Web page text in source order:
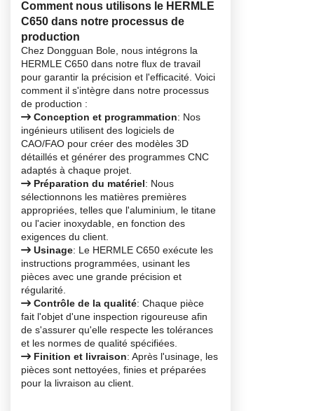
Comment nous utilisons le HERMLE
C650 dans notre processus de
production
Chez Dongguan Bole, nous intégrons la
HERMLE C650 dans notre flux de travail
pour garantir la précision et l'efficacité. Voici
comment il s'intègre dans notre processus
de production :
Conception et programmation: Nos
ingénieurs utilisent des logiciels de
CAO/FAO pour créer des modèles 3D
détaillés et générer des programmes CNC
adaptés à chaque projet.
Préparation du matériel: Nous
sélectionnons les matières premières
appropriées, telles que l'aluminium, le titane
ou l'acier inoxydable, en fonction des
exigences du client.
Usinage: Le HERMLE C650 exécute les
instructions programmées, usinant les
pièces avec une grande précision et
régularité.
Contrôle de la qualité: Chaque pièce
fait l'objet d'une inspection rigoureuse afin
de s'assurer qu'elle respecte les tolérances
et les normes de qualité spécifiées.
Finition et livraison: Après l'usinage, les
pièces sont nettoyées, finies et préparées
pour la livraison au client.